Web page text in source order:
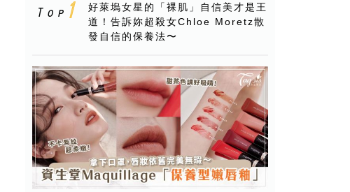
好萊塢女星的「裸肌」自信美才是王
道！告訴妳超殺女Chloe Moretz散
發自信的保養法〜